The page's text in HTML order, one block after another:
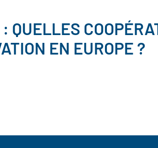
QUELLES
EN EUROPE ?